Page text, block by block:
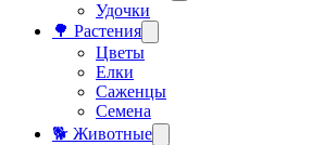
Удочки
🌳 Растения
Цветы
Елки
Саженцы
Семена
🐕 Животные